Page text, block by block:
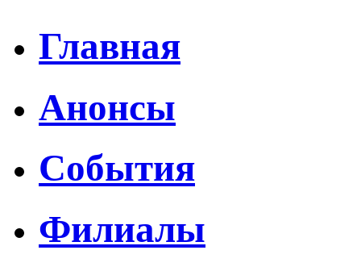
Главная
Анонсы
События
Филиалы